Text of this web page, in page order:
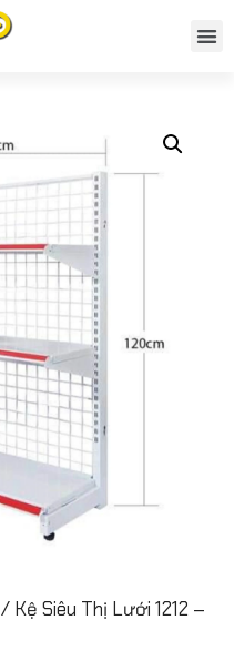
/ Kệ Siêu Thị Lưới 1212 –